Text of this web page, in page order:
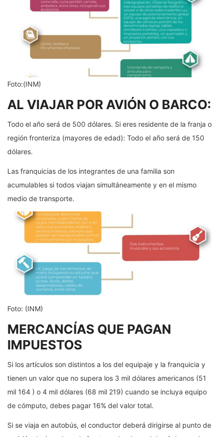
Foto:(INM)
AL VIAJAR POR AVIÓN O BARCO:
Todo el año será de 500 dólares. Si eres residente de la franja o
región fronteriza (mayores de edad): Todo el año será de 150
dólares.
Las franquicias de los integrantes de una familia son
acumulables si todos viajan simultáneamente y en el mismo
medio de transporte.
Foto: (INM)
MERCANCÍAS QUE PAGAN
IMPUESTOS
Si los artículos son distintos a los del equipaje y la franquicia y
tienen un valor que no supera los 3 mil dólares americanos (51
mil 164 ) o 4 mil dólares (68 mil 219) cuando se incluya equipo
de cómputo, debes pagar 16% del valor total.
Si se viaja en autobús, el conductor deberá dirigirse al punto de